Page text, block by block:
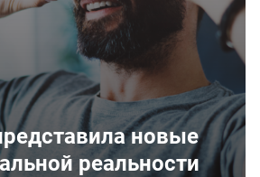
новые
реальности